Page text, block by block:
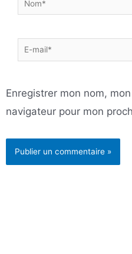
E-
mail*
Enregistrer mon nom,
navigateur pour mon